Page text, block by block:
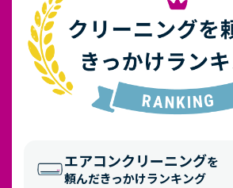
エアコンクリーニングを
頼んだきっかけランキング